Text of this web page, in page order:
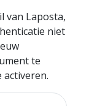
van Laposta,
niet
te